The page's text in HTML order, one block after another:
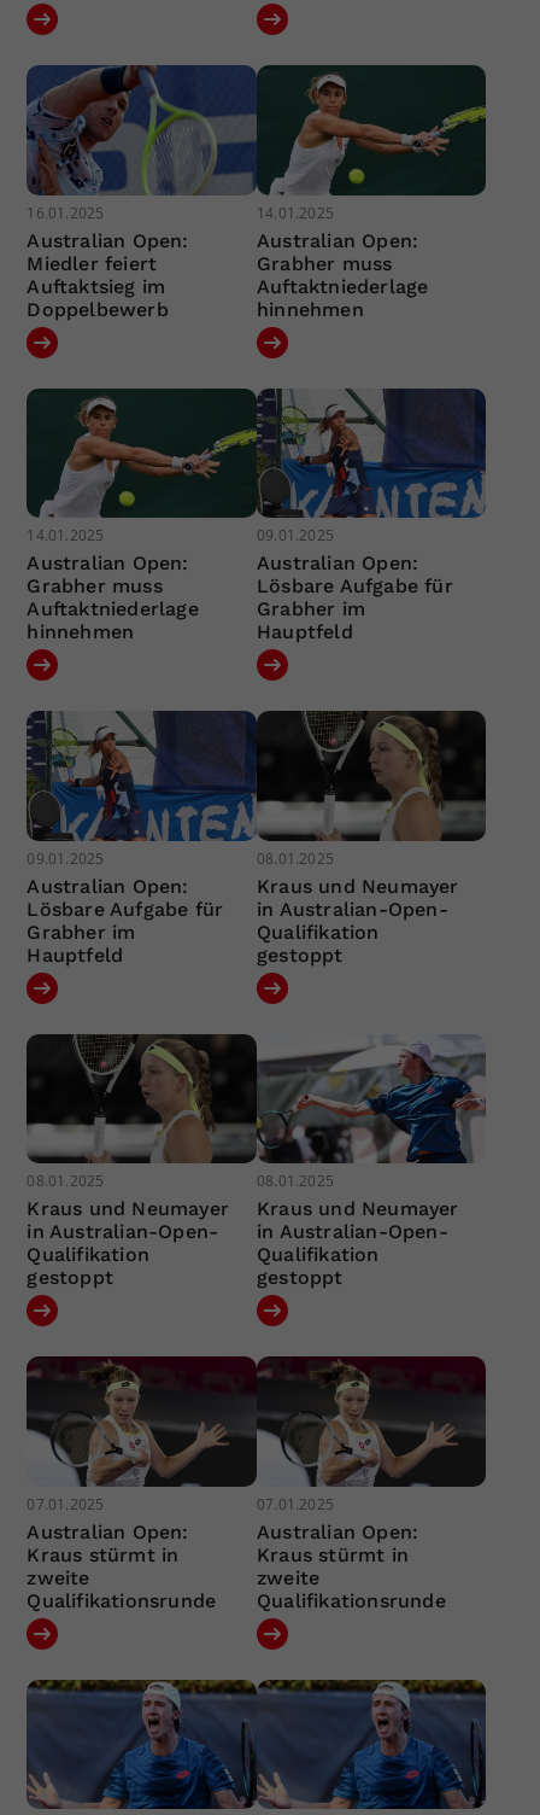
16.01.2025
Australian Open:
Miedler feiert
Auftaktsieg im
Doppelbewerb
14.01.2025
Australian Open:
Grabher muss
Auftaktniederlage
hinnehmen
14.01.2025
Australian Open:
Grabher muss
Auftaktniederlage
hinnehmen
09.01.2025
Australian Open:
Lösbare Aufgabe für
Grabher im
Hauptfeld
09.01.2025
Australian Open:
Lösbare Aufgabe für
Grabher im
Hauptfeld
08.01.2025
Kraus und Neumayer
in Australian-Open-
Qualifikation
gestoppt
08.01.2025
Kraus und Neumayer
in Australian-Open-
Qualifikation
gestoppt
08.01.2025
Kraus und Neumayer
in Australian-Open-
Qualifikation
gestoppt
07.01.2025
Australian Open:
Kraus stürmt in
zweite
Qualifikationsrunde
07.01.2025
Australian Open:
Kraus stürmt in
zweite
Qualifikationsrunde